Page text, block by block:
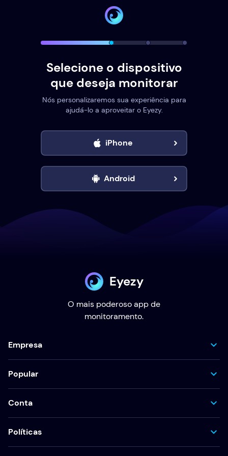
Selecione o dispositivo
que deseja monitorar
Nós personalizaremos sua experiência para
ajudá-lo a aproveitar o Eyezy.
iPhone
Android
Eyezy
O mais poderoso app de
monitoramento.
Empresa
Popular
Conta
Políticas